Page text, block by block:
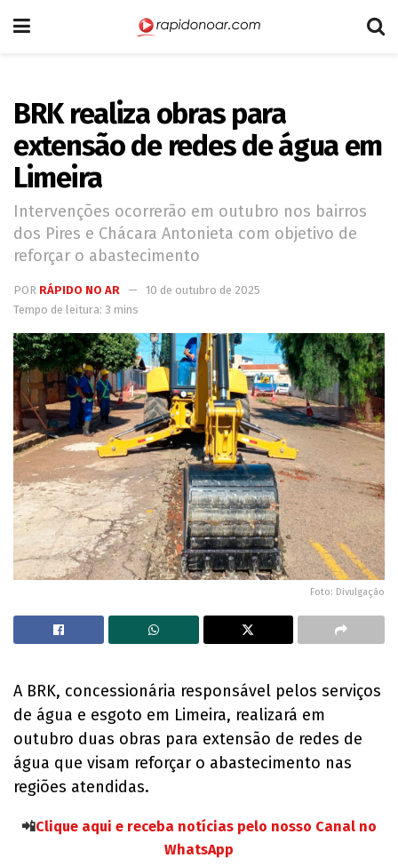
BRK realiza obras para
extensão de redes de água em
Limeira
Intervenções ocorrerão em outubro nos bairros
dos Pires e Chácara Antonieta com objetivo de
reforçar o abastecimento
POR RÁPIDO NO AR
10 de outubro de 2025
Tempo de leitura: 3 mins
Foto: Divulgação
A BRK, concessionária responsável pelos serviços
de água e esgoto em Limeira, realizará em
outubro duas obras para extensão de redes de
água que visam reforçar o abastecimento nas
regiões atendidas.
📲Clique aqui e receba notícias pelo nosso Canal no
WhatsApp